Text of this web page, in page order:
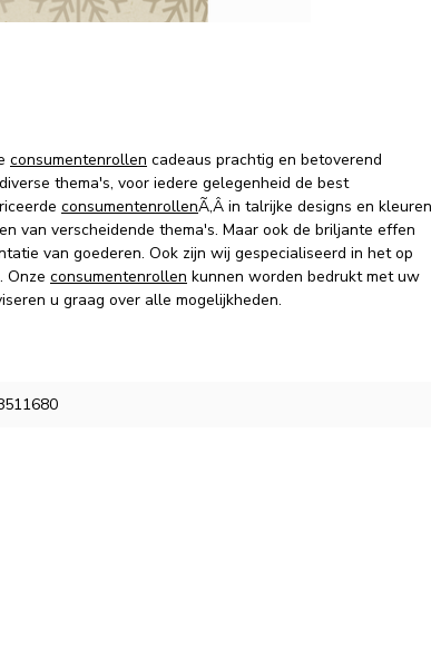
consumentenrollen cadeaus prachtig en betoverend
thema's, voor iedere gelegenheid de best
consumentenrollenÃ‚Â in talrijke designs en kleuren
van verscheidende thema's. Maar ook de briljante effen
van goederen. Ook zijn wij gespecialiseerd in het op
Onze consumentenrollen kunnen worden bedrukt met uw
u graag over alle mogelijkheden.